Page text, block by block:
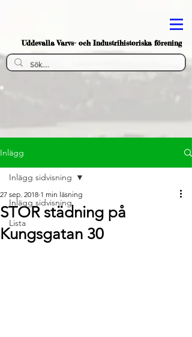
Uddevalla Varvs- och Industrihistoriska förening
Inlägg
Inlägg sidvisning
Lista
Inlägg sidvisning
STOR städning på
Kungsgatan 30
27 sep. 2018 1 min läsning